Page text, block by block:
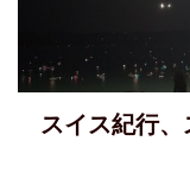
スイス紀行